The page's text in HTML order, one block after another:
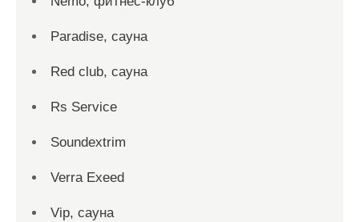
Paradise, сауна
Red сlub, сауна
Rs Service
Soundextrim
Verra Exeed
Vip, сауна